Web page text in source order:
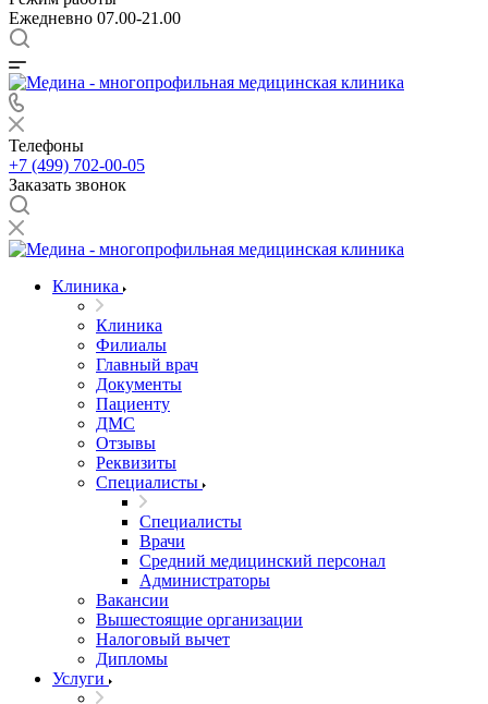
Ежедневно 07.00-21.00
Телефоны
+7 (499) 702-00-05
Заказать звонок
Клиника
Клиника
Филиалы
Главный врач
Документы
Пациенту
ДМС
Отзывы
Реквизиты
Специалисты
Специалисты
Врачи
Средний медицинский персонал
Администраторы
Вакансии
Вышестоящие организации
Налоговый вычет
Дипломы
Услуги